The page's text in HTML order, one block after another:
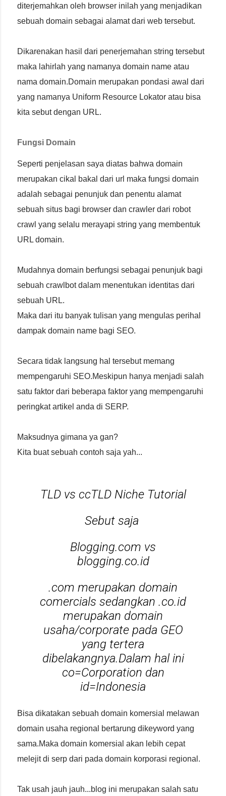
diterjemahkan oleh browser inilah yang menjadikan
sebuah domain sebagai alamat dari web tersebut.
Dikarenakan hasil dari penerjemahan string tersebut
maka lahirlah yang namanya domain name atau
nama domain.Domain merupakan pondasi awal dari
yang namanya Uniform Resource Lokator atau bisa
kita sebut dengan URL.
Fungsi Domain
Seperti penjelasan saya diatas bahwa domain
merupakan cikal bakal dari url maka fungsi domain
adalah sebagai penunjuk dan penentu alamat
sebuah situs bagi browser dan crawler dari robot
crawl yang selalu merayapi string yang membentuk
URL domain.
Mudahnya domain berfungsi sebagai penunjuk bagi
sebuah crawlbot dalam menentukan identitas dari
sebuah URL.
Maka dari itu banyak tulisan yang mengulas perihal
dampak domain name bagi SEO.
Secara tidak langsung hal tersebut memang
mempengaruhi SEO.Meskipun hanya menjadi salah
satu faktor dari beberapa faktor yang mempengaruhi
peringkat artikel anda di SERP.
Maksudnya gimana ya gan?
Kita buat sebuah contoh saja yah...
TLD vs ccTLD Niche Tutorial
Sebut saja
Blogging.com vs
blogging.co.id
.com merupakan domain
comercials sedangkan .co.id
merupakan domain
usaha/corporate pada GEO
yang tertera
dibelakangnya.Dalam hal ini
co=Corporation dan
id=Indonesia
Bisa dikatakan sebuah domain komersial melawan
domain usaha regional bertarung dikeyword yang
sama.Maka domain komersial akan lebih cepat
melejit di serp dari pada domain korporasi regional.
Tak usah jauh jauh...blog ini merupakan salah satu